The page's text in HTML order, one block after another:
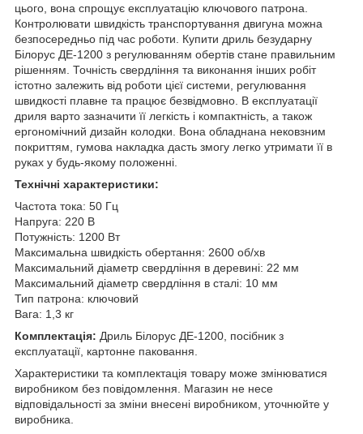
цього, вона спрощує експлуатацію ключового патрона.
Контролювати швидкість транспортування двигуна можна
безпосередньо під час роботи. Купити дриль безударну
Білорус ДЕ-1200 з регулюванням обертів стане правильним
рішенням. Точність свердління та виконання інших робіт
істотно залежить від роботи цієї системи, регулювання
швидкості плавне та працює безвідмовно. В експлуатації
дриля варто зазначити її легкість і компактність, а також
ергономічний дизайн колодки. Вона обладнана нековзним
покриттям, гумова накладка дасть змогу легко утримати її в
руках у будь-якому положенні.
Технічні характеристики:
Частота тока: 50 Гц
Напруга: 220 В
Потужність: 1200 Вт
Максимальна швидкість обертання: 2600 об/хв
Максимальний діаметр свердління в деревині: 22 мм
Максимальний діаметр свердління в сталі: 10 мм
Тип патрона: ключовий
Вага: 1,3 кг
Комплектація: Дриль Білорус ДЕ-1200, посібник з
експлуатації, картонне паковання.
Характеристики та комплектація товару може змінюватися
виробником без повідомлення. Магазин не несе
відповідальності за зміни внесені виробником, уточнюйте у
виробника.